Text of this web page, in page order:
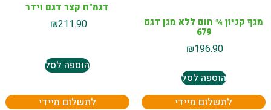
מגף קניון ¾ חום ללא מגן דגם
679
₪196.90
הוספה לסל
לתשלום מיידי
דגמ"ח קצר דגם וידר
₪211.90
הוספה לסל
לתשלום מיידי